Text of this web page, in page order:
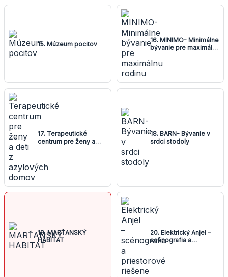
15. Múzeum pocitov
16. MINIMO- Minimálne
bývanie pre maximálnu
17. Terapeutické
centrum pre ženy a
18. BARN- Bývanie v
srdci stodoly
19. MARŤANSKÝ
HABITAT
20. Elektrický Anjel –
scénografia a